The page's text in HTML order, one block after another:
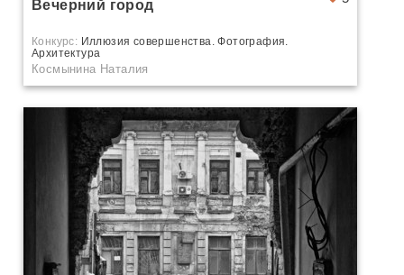
Вечерний город
Конкурс: Иллюзия совершенства. Фотография.
Архитектура
Космынина Наталия